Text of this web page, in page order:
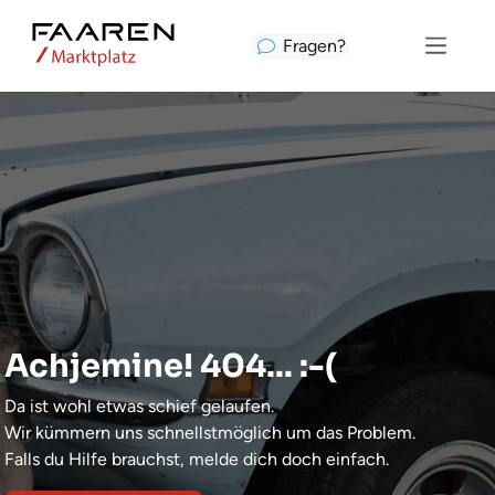
Fragen?
Achjemine! 404... :-(
Da ist wohl etwas schief gelaufen.
Wir kümmern uns schnellstmöglich um das Problem.
Falls du Hilfe brauchst, melde dich doch einfach.